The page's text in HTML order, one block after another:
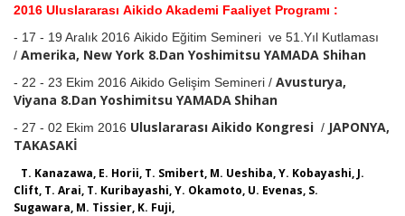
2016 Uluslararası Aikido Akademi Faaliyet Programı :
- 17 - 19 Aralık 2016 Aikido Eğitim Semineri ve 51.Yıl Kutlaması
/ Amerika, New York 8.Dan Yoshimitsu YAMADA Shihan
- 22 - 23 Ekim 2016 Aikido Gelişim Semineri / Avusturya,
Viyana 8.Dan Yoshimitsu YAMADA Shihan
- 27 - 02 Ekim 2016 Uluslararası Aikido Kongresi / JAPONYA,
TAKASAKİ
T. Kanazawa, E. Horii, T. Smibert, M. Ueshiba, Y. Kobayashi, J.
Clift, T. Arai, T. Kuribayashi, Y. Okamoto, U. Evenas, S.
Sugawara, M. Tissier, K. Fuji,